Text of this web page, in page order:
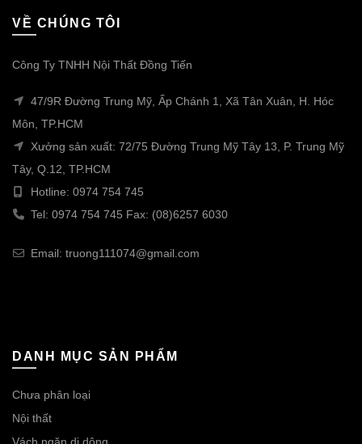
VỀ CHÚNG TÔI
Công Ty TNHH Nội Thất Đồng Tiến
47/9R Đường Trung Mỹ, Ấp Chánh 1, Xã Tân Xuân, H. Hóc
Môn, TP.HCM
Xưởng sản xuất: 72/75 Đường Trung Mỹ Tây 13, P. Trung Mỹ
Tây, Q.12, TP.HCM
Hotline: 0974 754 745
Tel: 0974 754 745 Fax: (08)6257 6030
Email: truong111074@gmail.com
DANH MỤC SẢN PHẨM
Chưa phân loại
Nội thất